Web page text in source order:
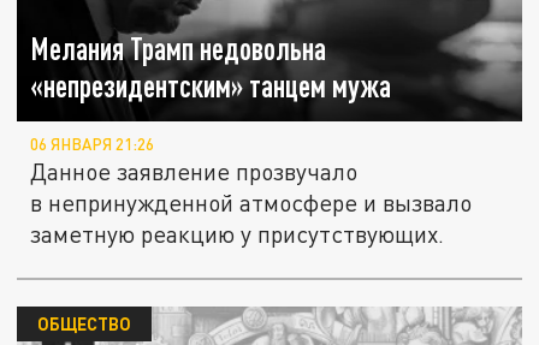
Мелания Трамп недовольна
«непрезидентским» танцем мужа
06 ЯНВАРЯ 21:26
Данное заявление прозвучало
в непринужденной атмосфере и вызвало
заметную реакцию у присутствующих.
ОБЩЕСТВО